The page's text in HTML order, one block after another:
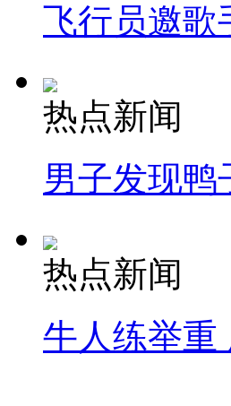
飞行员邀歌
热点新闻
男子发现鸭
热点新闻
牛人练举重